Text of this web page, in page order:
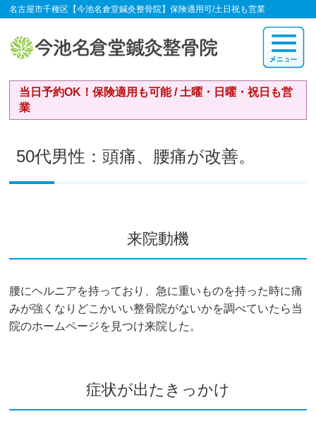
名古屋市千種区【今池名倉堂鍼灸整骨院】保険適用可/土日祝も営業
当日予約OK！保険適用も可能 / 土曜・日曜・祝日も営
業
50代男性：頭痛、腰痛が改善。
来院動機
腰にヘルニアを持っており、急に重いものを持った時に痛
みが強くなりどこかいい整骨院がないかを調べていたら当
院のホームページを見つけ来院した。
症状が出たきっかけ